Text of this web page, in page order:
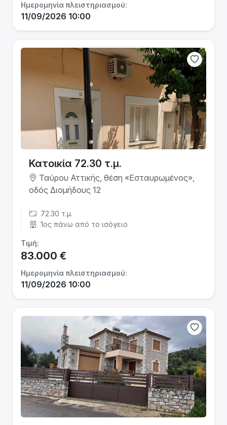
Ημερομηνία πλειστηριασμού:
11/09/2026 10:00
Κατοικία 72.30 τ.μ.
Ταύρου Αττικής, θέση «Εσταυρωμένος»,
οδός Διομήδους 12
72.30 τ.μ.
1ος πάνω από το ισόγειο
Τιμή:
83.000 €
Ημερομηνία πλειστηριασμού:
11/09/2026 10:00